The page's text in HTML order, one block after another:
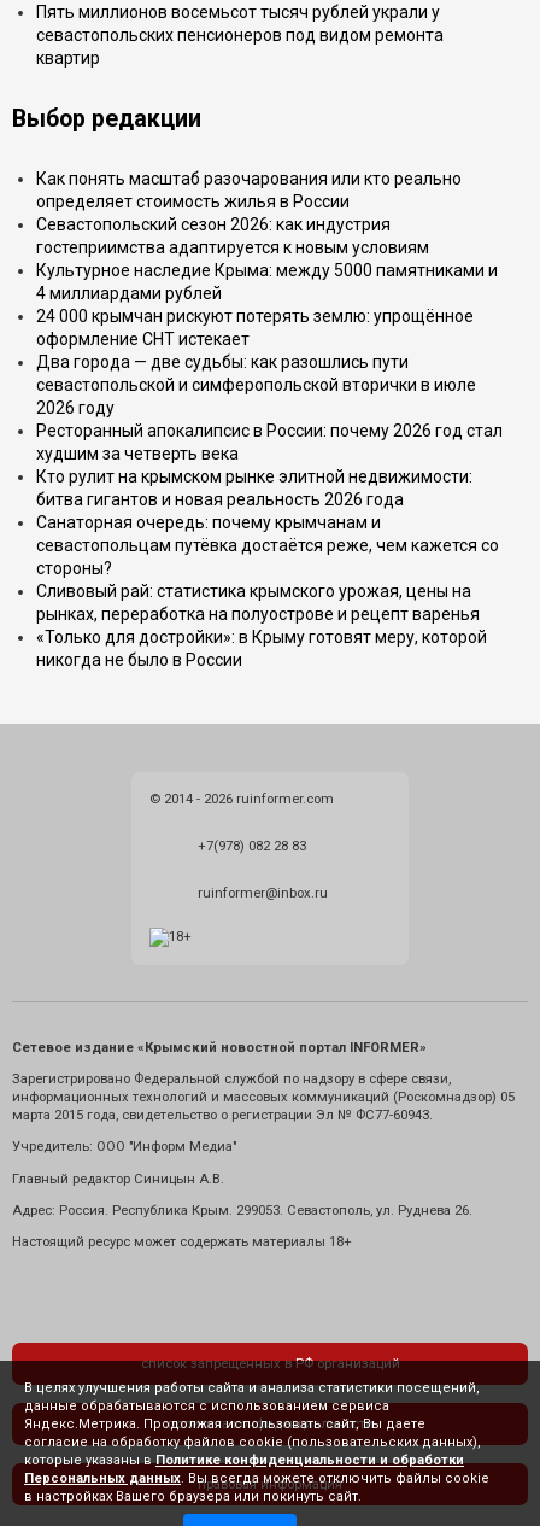
Пять миллионов восемьсот тысяч рублей украли у
севастопольских пенсионеров под видом ремонта
квартир
Выбор редакции
Как понять масштаб разочарования или кто реально
определяет стоимость жилья в России
Севастопольский сезон 2026: как индустрия
гостеприимства адаптируется к новым условиям
Культурное наследие Крыма: между 5000 памятниками и
4 миллиардами рублей
24 000 крымчан рискуют потерять землю: упрощённое
оформление СНТ истекает
Два города — две судьбы: как разошлись пути
севастопольской и симферопольской вторички в июле
2026 году
Ресторанный апокалипсис в России: почему 2026 год стал
худшим за четверть века
Кто рулит на крымском рынке элитной недвижимости:
битва гигантов и новая реальность 2026 года
Санаторная очередь: почему крымчанам и
севастопольцам путёвка достаётся реже, чем кажется со
стороны?
Сливовый рай: статистика крымского урожая, цены на
рынках, переработка на полуострове и рецепт варенья
«Только для достройки»: в Крыму готовят меру, которой
никогда не было в России
© 2014 - 2026 ruinformer.com
+7(978) 082 28 83
ruinformer@inbox.ru
Сетевое издание «Крымский новостной портал INFORMER»
Зарегистрировано Федеральной службой по надзору в сфере связи,
информационных технологий и массовых коммуникаций (Роскомнадзор) 05
марта 2015 года, свидетельство о регистрации Эл № ФС77-60943.
Учредитель: ООО "Информ Медиа"
Главный редактор Синицын А.В.
Адрес: Россия. Республика Крым. 299053. Севастополь, ул. Руднева 26.
Настоящий ресурс может содержать материалы 18+
список запрещенных в РФ организаций
политика конфиденциальности
правовая информация
В целях улучшения работы сайта и анализа статистики посещений,
данные обрабатываются с использованием сервиса
Яндекс.Метрика. Продолжая использовать сайт, Вы даете
согласие на обработку файлов cookie (пользовательских данных),
которые указаны в Политике конфиденциальности и обработки
Персональных данных . Вы всегда можете отключить файлы cookie
в настройках Вашего браузера или покинуть сайт.